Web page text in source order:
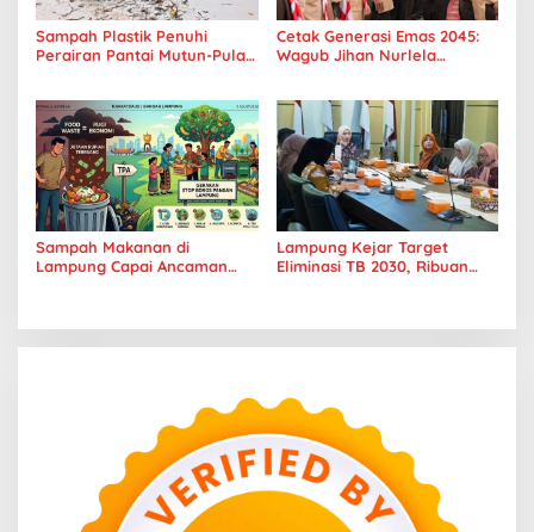
Sampah Plastik Penuhi
Perairan Pantai Mutun-Pulau
Cetak Generasi Emas 2045:
Wagub Jihan Nurlela
Era Digital
Sampah Makanan di
Lampung Capai Ancaman
Lampung Kejar Target
Eliminasi TB 2030, Ribuan